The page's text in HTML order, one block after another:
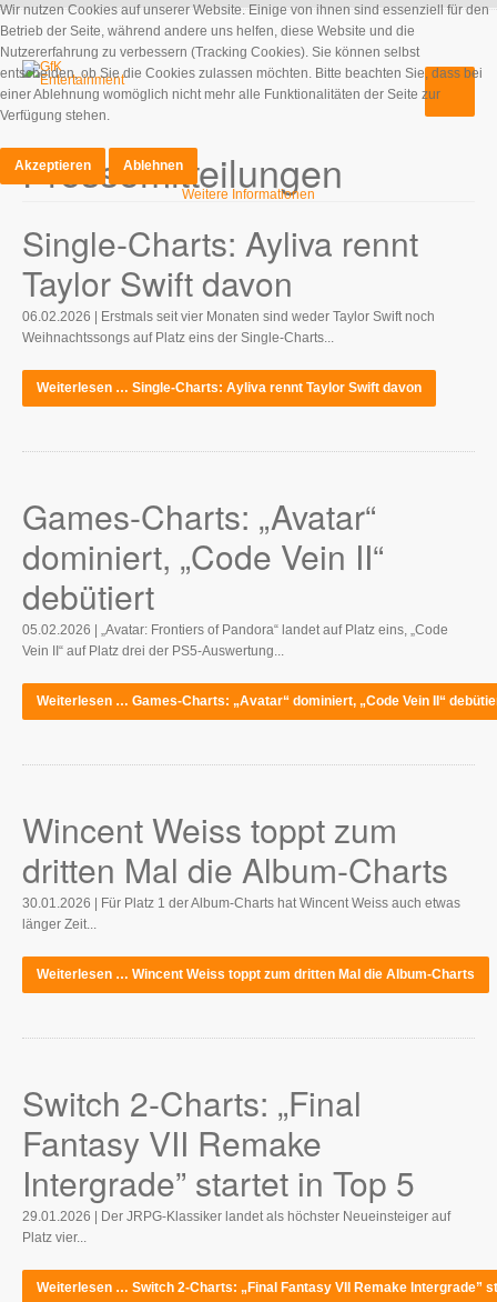
Pressemitteilungen
Single-Charts: Ayliva rennt
Taylor Swift davon
06.02.2026 | Erstmals seit vier Monaten sind weder Taylor Swift noch
Weihnachtssongs auf Platz eins der Single-Charts...
Weiterlesen … Single-Charts: Ayliva rennt Taylor Swift davon
Games-Charts: „Avatar“
dominiert, „Code Vein II“
debütiert
05.02.2026 | „Avatar: Frontiers of Pandora“ landet auf Platz eins, „Code
Vein II“ auf Platz drei der PS5-Auswertung...
Weiterlesen … Games-Charts: „Avatar“ dominiert, „Code Vein II“
Wincent Weiss toppt zum
dritten Mal die Album-Charts
30.01.2026 | Für Platz 1 der Album-Charts hat Wincent Weiss auch etwas
länger Zeit...
Weiterlesen … Wincent Weiss toppt zum dritten Mal die Album-Charts
Switch 2-Charts: „Final
Fantasy VII Remake
Intergrade” startet in Top 5
29.01.2026 | Der JRPG-Klassiker landet als höchster Neueinsteiger auf
Platz vier...
Weiterlesen … Switch 2-Charts: „Final Fantasy VII Remake Intergrade”
Wir nutzen Cookies auf unserer Website. Einige von ihnen sind essenziell für den
Betrieb der Seite, während andere uns helfen, diese Website und die
Nutzererfahrung zu verbessern (Tracking Cookies). Sie können selbst
entscheiden, ob Sie die Cookies zulassen möchten. Bitte beachten Sie, dass bei
einer Ablehnung womöglich nicht mehr alle Funktionalitäten der Seite zur
Verfügung stehen.
Akzeptieren
Ablehnen
Weitere Informationen